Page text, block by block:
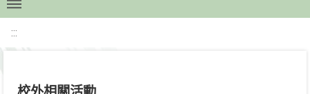
:::